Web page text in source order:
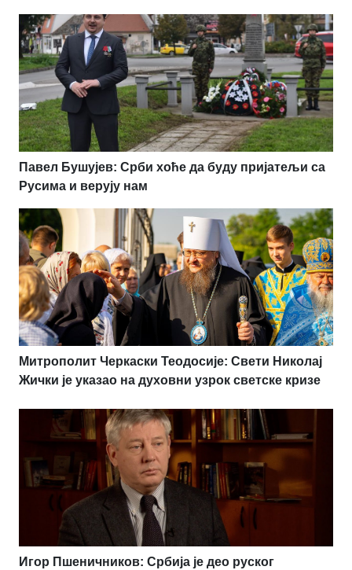
Павел Бушујев: Срби хоће да буду пријатељи са
Русима и верују нам
Митрополит Черкаски Теодосије: Свети Николај
Жички је указао на духовни узрок светске кризе
Игор Пшеничников: Србија је део руског